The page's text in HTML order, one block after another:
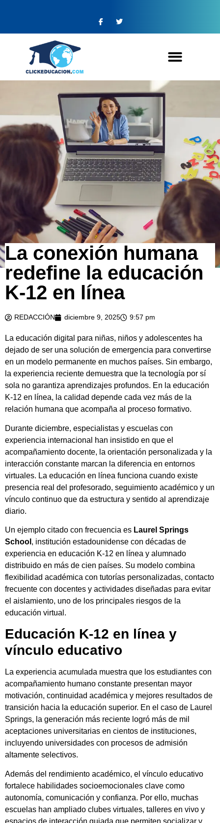
La conexión humana
redefine la educación
K-12 en línea
REDACCIÓN diciembre 9, 2025 9:57 pm
La educación digital para niñas, niños y adolescentes ha
dejado de ser una solución de emergencia para convertirse
en un modelo permanente en muchos países. Sin embargo,
la experiencia reciente demuestra que la tecnología por sí
sola no garantiza aprendizajes profundos. En la educación
K-12 en línea, la calidad depende cada vez más de la
relación humana que acompaña al proceso formativo.
Durante diciembre, especialistas y escuelas con
experiencia internacional han insistido en que el
acompañamiento docente, la orientación personalizada y la
interacción constante marcan la diferencia en entornos
virtuales. La educación en línea funciona cuando existe
presencia real del profesorado, seguimiento académico y un
vínculo continuo que da estructura y sentido al aprendizaje
diario.
Un ejemplo citado con frecuencia es Laurel Springs
School , institución estadounidense con décadas de
experiencia en educación K-12 en línea y alumnado
distribuido en más de cien países. Su modelo combina
flexibilidad académica con tutorías personalizadas, contacto
frecuente con docentes y actividades diseñadas para evitar
el aislamiento, uno de los principales riesgos de la
educación virtual.
Educación K-12 en línea y
vínculo educativo
La experiencia acumulada muestra que los estudiantes con
acompañamiento humano constante presentan mayor
motivación, continuidad académica y mejores resultados de
transición hacia la educación superior. En el caso de Laurel
Springs, la generación más reciente logró más de mil
aceptaciones universitarias en cientos de instituciones,
incluyendo universidades con procesos de admisión
altamente selectivos.
Además del rendimiento académico, el vínculo educativo
fortalece habilidades socioemocionales clave como
autonomía, comunicación y confianza. Por ello, muchas
escuelas han ampliado clubes virtuales, talleres en vivo y
espacios de interacción guiada que permiten socializar y